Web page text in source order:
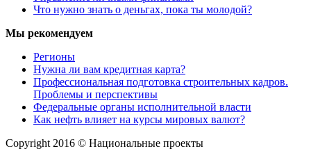
Что нужно знать о деньгах, пока ты молодой?
Мы рекомендуем
Регионы
Нужна ли вам кредитная карта?
Профессиональная подготовка строительных кадров.
Проблемы и перспективы
Федеральные органы исполнительной власти
Как нефть влияет на курсы мировых валют?
Copyright 2016 © Национальные проекты